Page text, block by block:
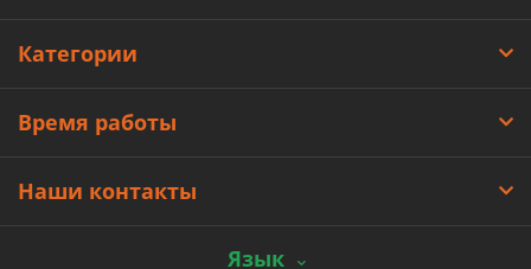
Категории
Время работы
Наши контакты
Язык